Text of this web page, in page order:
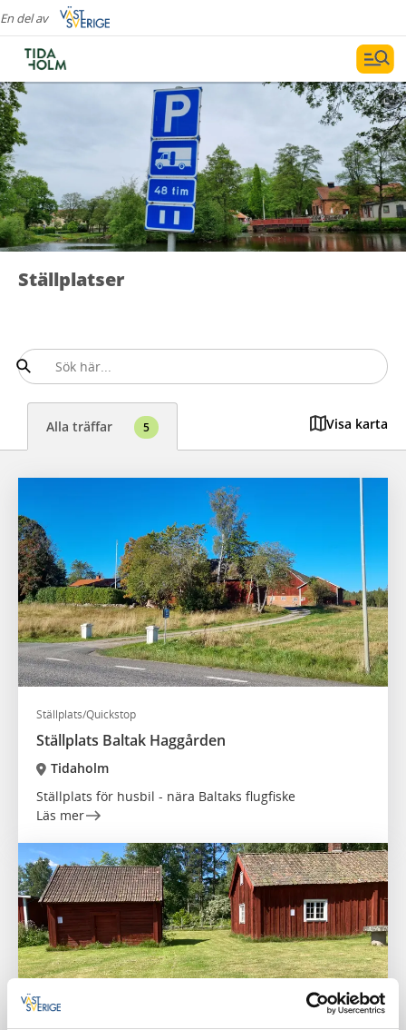
En del av
Ställplatser
Alla träffar 5 Visa karta
Ställplats/Quickstop
Ställplats Baltak Haggården
Tidaholm
Ställplats för husbil - nära Baltaks flugfiske
Läs mer